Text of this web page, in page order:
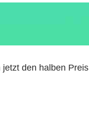
jetzt den halben Preis